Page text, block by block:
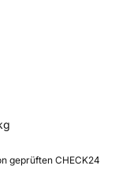
geprüften CHECK24